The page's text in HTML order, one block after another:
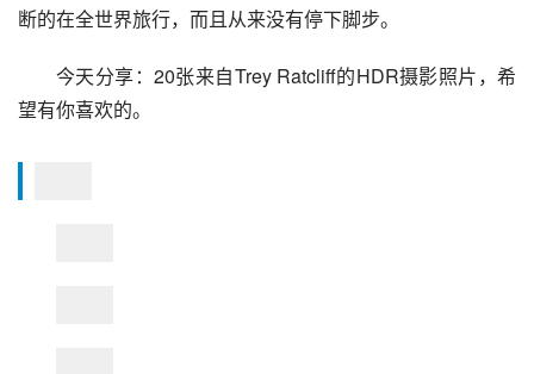
断的在全世界旅行，而且从来没有停下脚步。
今天分享：20张来自Trey Ratcliff的HDR摄影照片，希
望有你喜欢的。